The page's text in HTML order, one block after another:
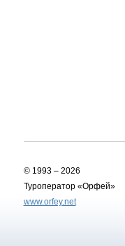
© 1993 – 2026
Туроператор «Орфей»
www.orfey.net